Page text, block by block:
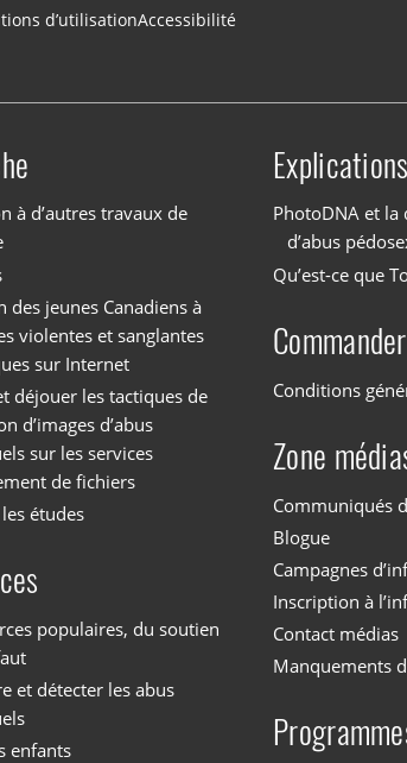
d’utilisationAccessibilité
à d’autres travaux de
des jeunes Canadiens à
violentes et sanglantes
sur Internet
déjouer les tactiques de
d’images d’abus
sur les services
de fichiers
études
populaires, du soutien
et détecter les abus
enfants
PhotoDNA et la
d’abus
Qu’est-ce que
Conditions
Zone
Communiqués
Blogue
Campagnes
Inscription à
Contact médias
Manquements